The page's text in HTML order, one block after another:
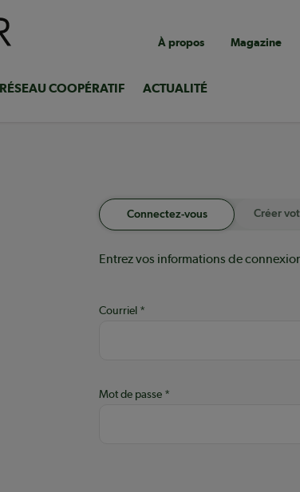
Navigation
utilitaire
À propos Magazine
RÉSEAU COOPÉRATIF ACTUALITÉ
Connectez-vous Créer
Entrez vos informations de
Courriel
Mot de passe